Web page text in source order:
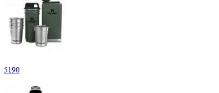
5190